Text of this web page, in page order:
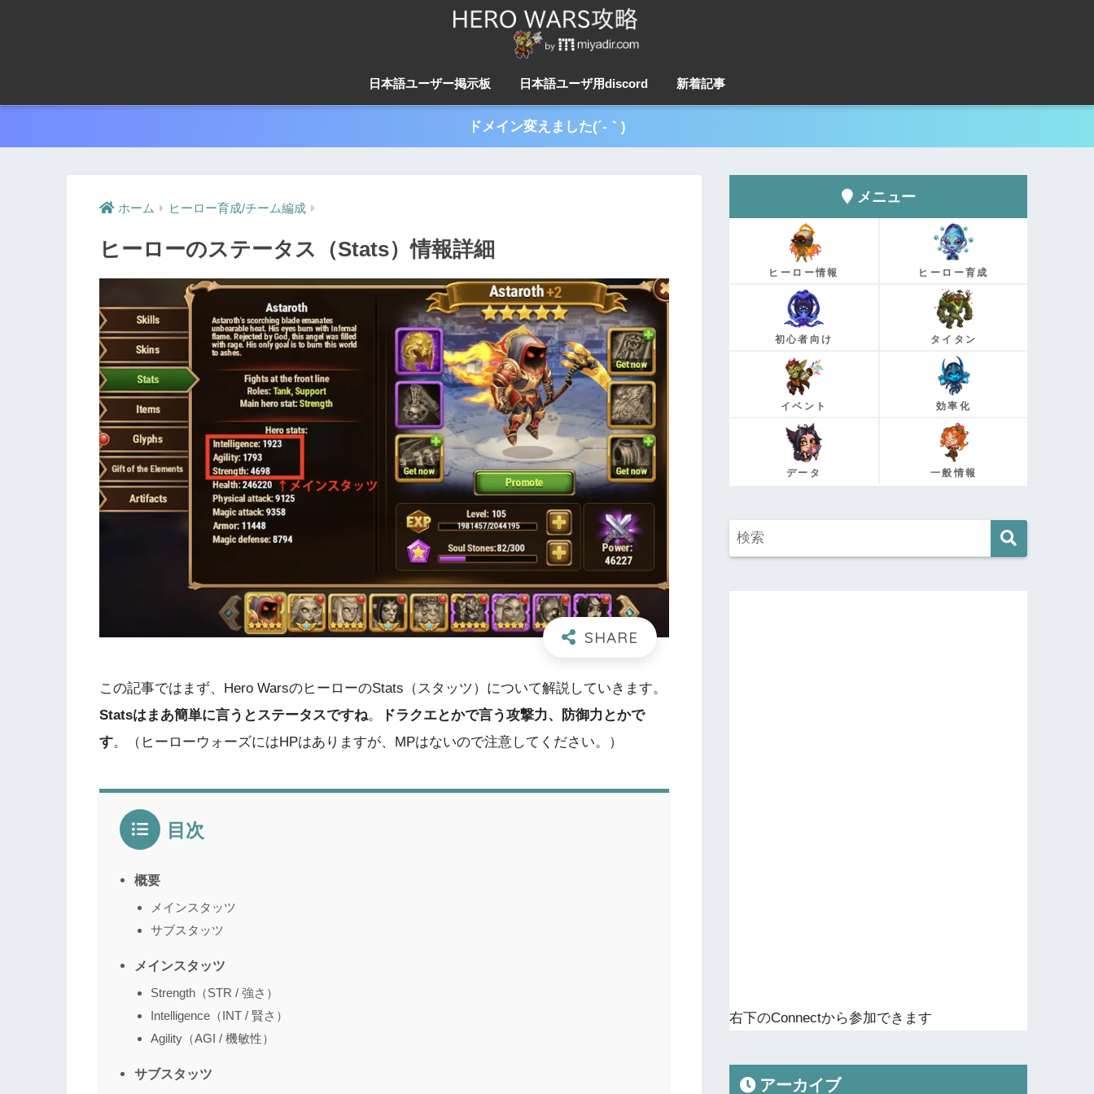
日本語ユーザー掲示板 日本語ユーザ用discord 新着記事
ドメイン変えました(´-｀)
ホーム ヒーロー育成/チーム編成
ヒーローのステータス（Stats）情報詳細
この記事ではまず、Hero WarsのヒーローのStats（スタッツ）について解説していきます。
Statsはまあ簡単に言うとステータスですね。
ドラクエとかで言う攻撃力、防御力とかで
す。（ヒーローウォーズにはHPはありますが、MPはないので注意してください。）
目次
概要
メインスタッツ
サブスタッツ
メインスタッツ
Strength（STR / 強さ）
Intelligence（INT / 賢さ）
Agility（AGI / 機敏性）
サブスタッツ
メニュー
ヒーロー情報 ヒーロー育成
初心者向け タイタン
イベント 効率化
データ 一般情報
右下のConnectから参加できます
アーカイブ